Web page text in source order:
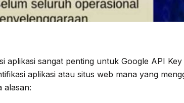
aplikasi sangat penting untuk Google API
aplikasi atau situs web mana yang
alasan: